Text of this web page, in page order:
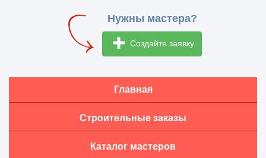
Нужны мастера?
Создайте заявку
Главная
Строительные заказы
Каталог мастеров